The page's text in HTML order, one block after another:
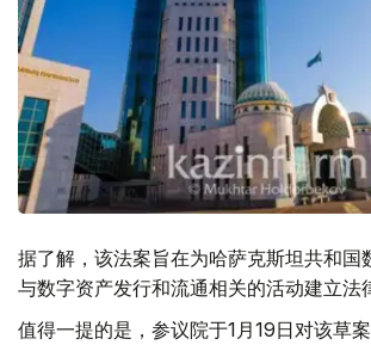
据了解，该法案旨在为哈萨克斯坦共和国
与数字资产发行和流通相关的活动建立法
值得一提的是，参议院于1月19日对该草